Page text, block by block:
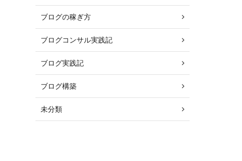
ブログの稼ぎ方
ブログコンサル実践記
ブログ実践記
ブログ構築
未分類